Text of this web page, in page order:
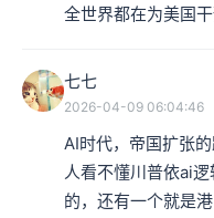
全世界都在为美国
七七
2026-04-09 06:04:46
AI时代，帝国扩张
人看不懂川普依ai
的，还有一个就是